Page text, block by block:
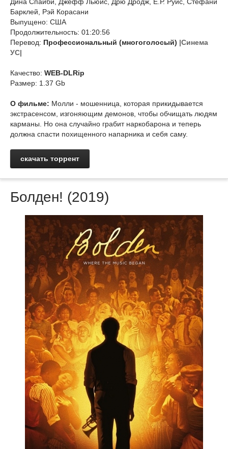
Барклей, Рэй Корасани
Выпущено: США
Продолжительность: 01:20:56
Перевод: Профессиональный (многоголосый) |Синема
УС|
Качество: WEB-DLRip
Размер: 1.37 Gb
О фильме: Молли - мошенница, которая прикидывается
экстрасенсом, изгоняющим демонов, чтобы обчищать людям
карманы. Но она случайно грабит наркобарона и теперь
должна спасти похищенного напарника и себя саму.
скачать торрент
Болден! (2019)